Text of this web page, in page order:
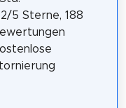
5 Sterne, 188